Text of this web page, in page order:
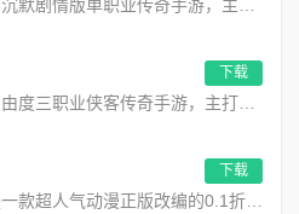
下载
下载